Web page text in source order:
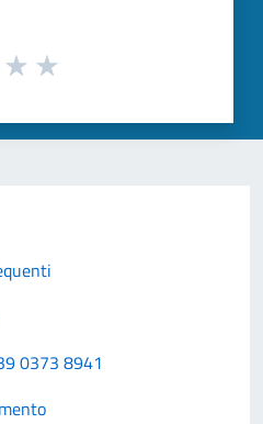
0373 8941